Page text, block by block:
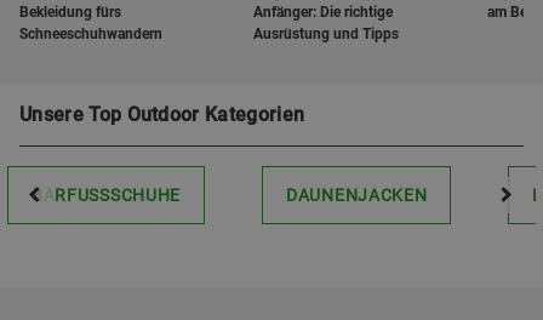
Bekleidung fürs
Schneeschuhwandern
Anfänger: Die richtige
Ausrüstung und Tipps
am
Unsere Top Outdoor Kategorien
BARFUSSSCHUHE DAUNENJACKEN